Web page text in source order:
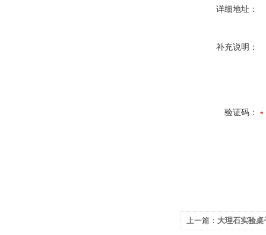
详细地址：
补充说明：
验证码：
上一篇： 大理石实验桌